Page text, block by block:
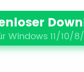
Windows 11/10/